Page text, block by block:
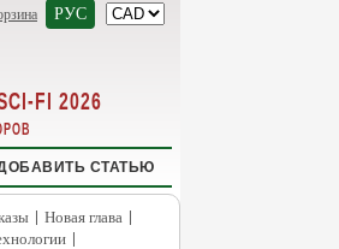
РУС
FI 2026
СТАТЬЮ
| Новая глава |
|